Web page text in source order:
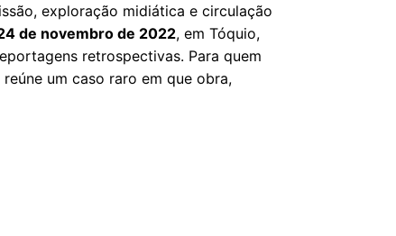
exploração midiática e circulação
de novembro de 2022, em Tóquio,
retrospectivas. Para quem
um caso raro em que obra,